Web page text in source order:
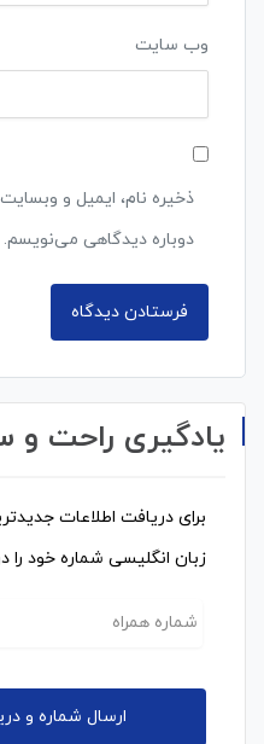
وب‌ سایت
ذخیره نام، ایمیل و
دوباره دیدگاهی می‌نویسم.
یادگیری راحت و
برای دریافت اطلاعات
زبان انگلیسی شماره خود را